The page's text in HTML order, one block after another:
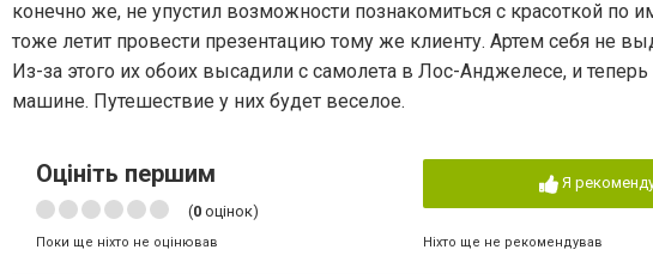
конечно же, не упустил возможности познакомиться с красоткой по
тоже летит провести презентацию тому же клиенту. Артем себя не
Из-за этого их обоих высадили с самолета в Лос-Анджелесе, и
машине. Путешествие у них будет веселое.
Оцініть першим
(0 оцінок)
Поки ще ніхто не оцінював
Я
Ніхто ще не рекомендував